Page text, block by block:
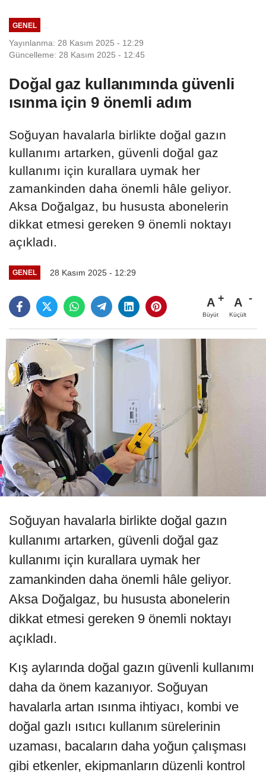
GENEL
Yayınlanma: 28 Kasım 2025 - 12:29
Güncelleme: 28 Kasım 2025 - 12:45
Doğal gaz kullanımında güvenli
ısınma için 9 önemli adım
Soğuyan havalarla birlikte doğal gazın
kullanımı artarken, güvenli doğal gaz
kullanımı için kurallara uymak her
zamankinden daha önemli hâle geliyor.
Aksa Doğalgaz, bu hususta abonelerin
dikkat etmesi gereken 9 önemli noktayı
açıkladı.
GENEL 28 Kasım 2025 - 12:29
A
Büyüt
A
Küçült
Soğuyan havalarla birlikte doğal gazın
kullanımı artarken, güvenli doğal gaz
kullanımı için kurallara uymak her
zamankinden daha önemli hâle geliyor.
Aksa Doğalgaz, bu hususta abonelerin
dikkat etmesi gereken 9 önemli noktayı
açıkladı.
Kış aylarında doğal gazın güvenli kullanımı
daha da önem kazanıyor. Soğuyan
havalarla artan ısınma ihtiyacı, kombi ve
doğal gazlı ısıtıcı kullanım sürelerinin
uzaması, bacaların daha yoğun çalışması
gibi etkenler, ekipmanların düzenli kontrol